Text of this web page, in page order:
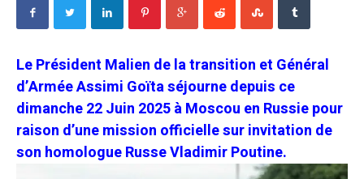
Le Président Malien de la transition et Général
d’Armée Assimi Goïta séjourne depuis ce
dimanche 22 Juin 2025 à Moscou en Russie pour
raison d’une mission officielle sur invitation de
son homologue Russe Vladimir Poutine.